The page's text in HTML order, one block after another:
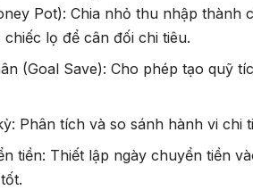
Pot): Chia nhỏ thu nhập thành
lọ để cân đối chi tiêu.
(Goal Save): Cho phép tạo quỹ
Phân tích và so sánh hành vi chi
tiền: Thiết lập ngày chuyển tiền